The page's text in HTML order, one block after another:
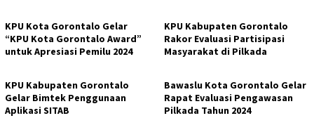
KPU Kota Gorontalo Gelar
“KPU Kota Gorontalo Award”
untuk Apresiasi Pemilu 2024
KPU Kabupaten Gorontalo
Rakor Evaluasi Partisipasi
Masyarakat di Pilkada
KPU Kabupaten Gorontalo
Gelar Bimtek Penggunaan
Aplikasi SITAB
Bawaslu Kota Gorontalo Gelar
Rapat Evaluasi Pengawasan
Pilkada Tahun 2024